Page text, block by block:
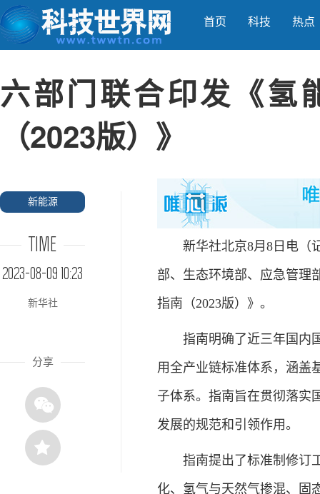
首页 科技 热点
六部门联合印发《氢
（2023版）》
新能源
TIME
2023-08-09 10:23
新华社
分享
新华社北京8月8日电（记
部、生态环境部、应急管理
指南（2023版）》。
指南明确了近三年国内国
用全产业链标准体系，涵盖
子体系。指南旨在贯彻落实
发展的规范和引领作用。
指南提出了标准制修订工
化、氢气与天然气掺混、固